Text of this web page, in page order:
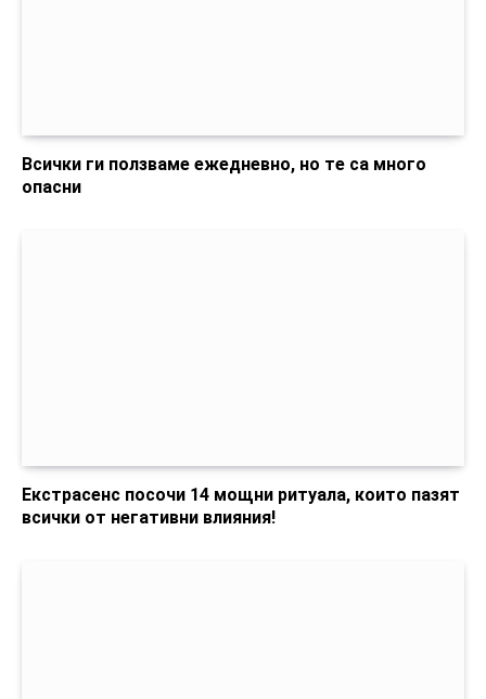
Всички ги ползваме ежедневно, но те са много
опасни
Екстрасенс посочи 14 мощни ритуала, които пазят
всички от негативни влияния!